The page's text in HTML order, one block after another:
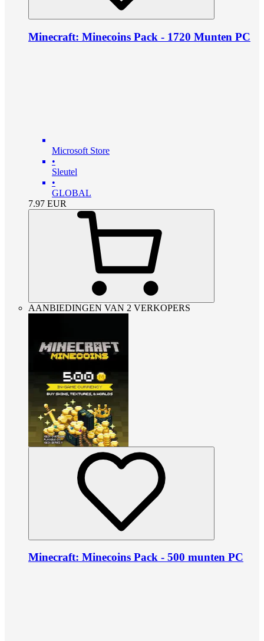
Minecraft: Minecoins Pack - 1720 Munten PC
Microsoft Store
•
Sleutel
•
GLOBAL
7.97 EUR
AANBIEDINGEN VAN 2 VERKOPERS
Minecraft: Minecoins Pack - 500 munten PC